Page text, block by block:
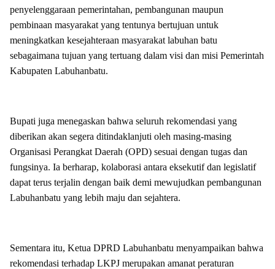
penyelenggaraan pemerintahan, pembangunan maupun
pembinaan masyarakat yang tentunya bertujuan untuk
meningkatkan kesejahteraan masyarakat labuhan batu
sebagaimana tujuan yang tertuang dalam visi dan misi Pemerintah
Kabupaten Labuhanbatu.
Bupati juga menegaskan bahwa seluruh rekomendasi yang
diberikan akan segera ditindaklanjuti oleh masing-masing
Organisasi Perangkat Daerah (OPD) sesuai dengan tugas dan
fungsinya. Ia berharap, kolaborasi antara eksekutif dan legislatif
dapat terus terjalin dengan baik demi mewujudkan pembangunan
Labuhanbatu yang lebih maju dan sejahtera.
Sementara itu, Ketua DPRD Labuhanbatu menyampaikan bahwa
rekomendasi terhadap LKPJ merupakan amanat peraturan